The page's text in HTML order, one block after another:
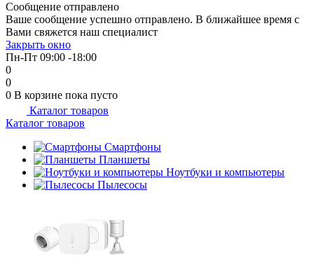
Сообщение отправлено
Ваше сообщение успешно отправлено. В ближайшее время с
Вами свяжется наш специалист
Закрыть окно
Пн-Пт 09:00 -18:00
0
0
0 В корзине пока пусто
Каталог товаров
Каталог товаров
Смартфоны
Планшеты
Ноутбуки и компьютеры
Пылесосы
Подробнее
об оплате Плайтом
недели
plait.ru